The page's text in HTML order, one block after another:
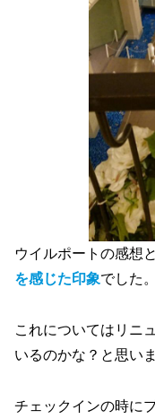
ウイルポートの感想
を感じた印象でした。
これについてはリニ
いるのかな？と思い
チェックインの時に